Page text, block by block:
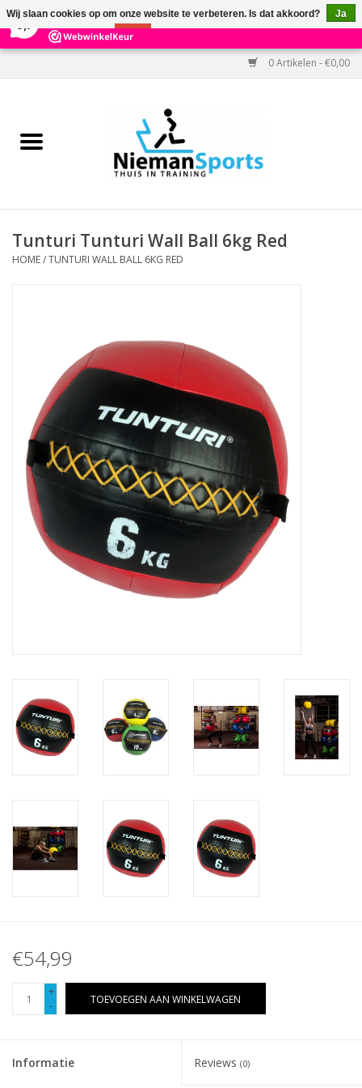
303 Reviews ×
0 Artikelen - €0,00
Home
Kracht
Kantoor & Medisch
Afspraak
Huren
Contact
Tunturi Tunturi Wall Ball 6kg Red
HOME/TUNTURI WALL BALL 6KG RED
€54,99
+
-
TOEVOEGEN AAN WINKELWAGEN
Informatie Reviews (0)
Wij slaan cookies op om onze website te verbeteren. Is dat akkoord?
Ja
Nee